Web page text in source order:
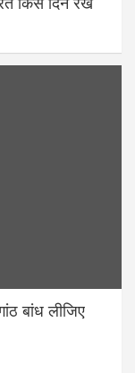
किस दिन रखें
बांध लीजिए